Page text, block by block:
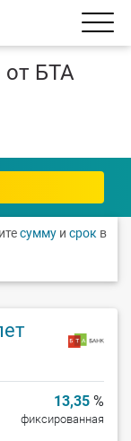
от БТА
сумму и срок в
13,35 %
фиксированная